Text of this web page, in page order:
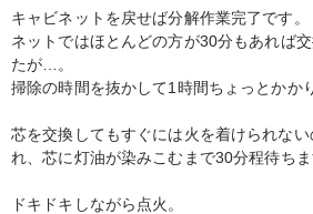
キャビネットを戻せば分解作業完了です。
ネットではほとんどの方が30分もあれば
たが…。
掃除の時間を抜かして1時間ちょっとかか
芯を交換してもすぐには火を着けられな
れ、芯に灯油が染みこむまで30分程待ちま
ドキドキしながら点火。